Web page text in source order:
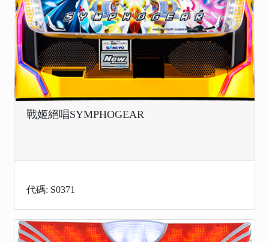
戰姬絕唱SYMPHOGEAR
代碼: S0371